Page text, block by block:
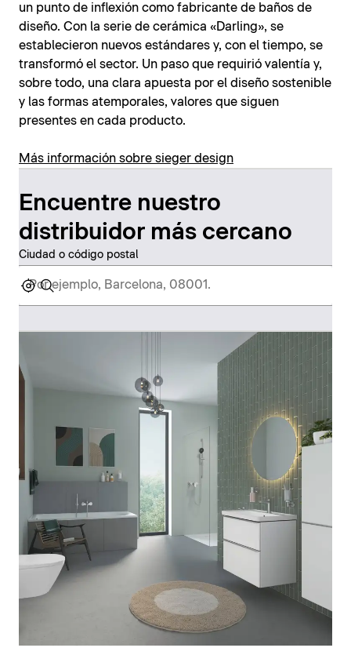
un punto de inflexión como fabricante de baños de
diseño. Con la serie de cerámica «Darling», se
establecieron nuevos estándares y, con el tiempo, se
transformó el sector. Un paso que requirió valentía y,
sobre todo, una clara apuesta por el diseño sostenible
y las formas atemporales, valores que siguen
presentes en cada producto.
Más información sobre sieger design
Encuentre nuestro
distribuidor más cercano
Ciudad o código postal